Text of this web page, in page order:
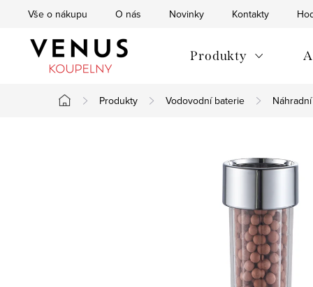
Vše o nákupu O nás Novinky Kontakty
Produkty
Domů
Produkty Vodovodní baterie